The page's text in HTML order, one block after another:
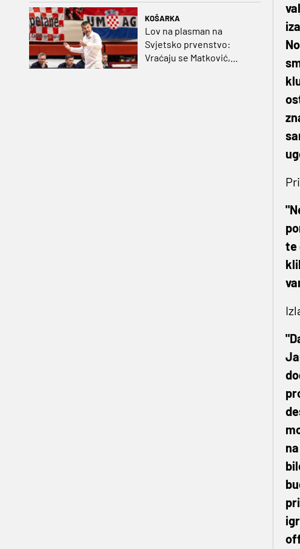
KOŠARKA
Lov na plasman na
Svjetsko prvenstvo:
Vraćaju se Matković,
te